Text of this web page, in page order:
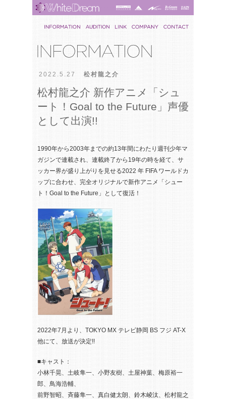
2022.5.27 松村龍之介
松村龍之介 新作アニメ「シュ
ート！Goal to the Future」声優
として出演!!
1990年から2003年までの約13年間にわたり週刊少年マ
ガジンで連載され、連載終了から19年の時を経て、サ
ッカー界が盛り上がりを見せる2022 年 FIFA ワールドカ
ップに合わせ、完全オリジナルで新作アニメ「シュー
ト！Goal to the Future」として復活！
2022年7月より、TOKYO MX テレビ静岡 BS フジ AT-X
他にて、放送が決定!!
■キャスト：
小林千晃、土岐隼一、小野友樹、土屋神葉、梅原裕一
郎、鳥海浩輔、
前野智昭、斉藤隼一、真白健太朗、鈴木崚汰、松村龍之